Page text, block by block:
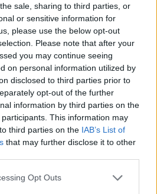
sale, sharing to third parties, or
or sensitive information for
please use the below opt-out
Please note that after your
you may continue seeing
on personal information utilized by
disclosed to third parties prior to
opt-out of the further
information by third parties on the
participants. This information may
third parties on the IAB’s List of
that may further disclose it to other
Opt Outs
Brewing est spécialisée dans le
de sens et souhaite raconter
de dévouement,
aux détails avec ses
des œuvres d'art éloquentes
chose de différent au cœur de
publié une saga en plusieurs
deux éditions deZero Fox
sûrs qu'il y aura de
La composition du malt et de
la série était consacrée aux